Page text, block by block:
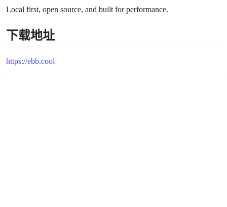
Local first, open source, and built for performance.
下载地址
https://ebb.cool